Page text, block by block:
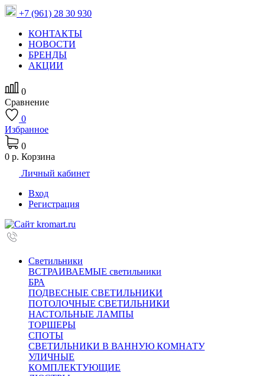
+7 (961) 28 30 930
КОНТАКТЫ
НОВОСТИ
БРЕНДЫ
АКЦИИ
0
Сравнение
0
Избранное
0
0 р. Корзина
Личный кабинет
Вход
Регистрация
Светильники
ВСТРАИВАЕМЫЕ светильники
БРА
ПОДВЕСНЫЕ СВЕТИЛЬНИКИ
ПОТОЛОЧНЫЕ СВЕТИЛЬНИКИ
НАСТОЛЬНЫЕ ЛАМПЫ
ТОРШЕРЫ
СПОТЫ
СВЕТИЛЬНИКИ В ВАННУЮ КОМНАТУ
УЛИЧНЫЕ
КОМПЛЕКТУЮЩИЕ